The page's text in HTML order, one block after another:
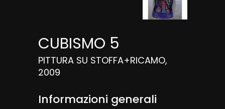
CUBISMO 5
PITTURA SU STOFFA+RICAMO,
2009
Informazioni generali